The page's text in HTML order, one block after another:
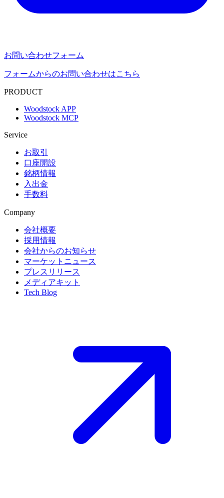
お問い合わせフォーム
フォームからのお問い合わせはこちら
PRODUCT
Woodstock APP
Woodstock MCP
Service
お取引
口座開設
銘柄情報
入出金
手数料
Company
会社概要
採用情報
会社からのお知らせ
マーケットニュース
プレスリリース
メディアキット
Tech Blog